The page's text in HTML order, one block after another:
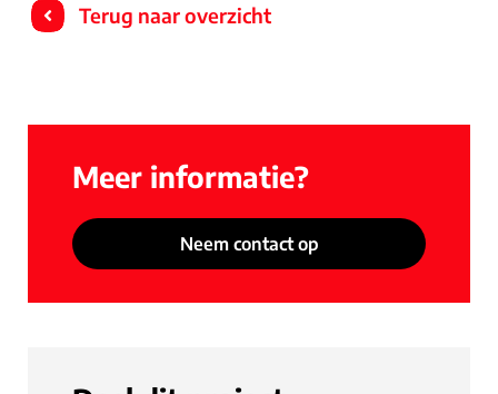
Terug naar overzicht
Meer informatie?
Neem contact op